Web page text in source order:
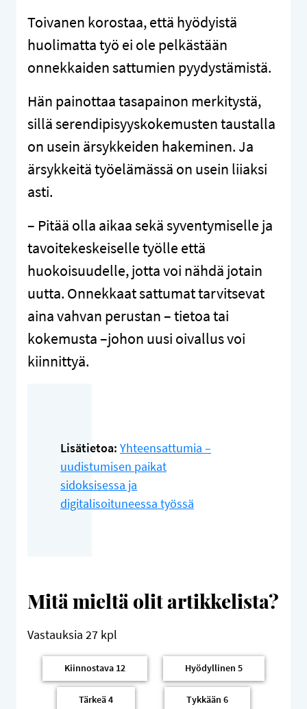
Toivanen korostaa, että hyödyistä
huolimatta työ ei ole pelkästään
onnekkaiden sattumien pyydystämistä.
Hän painottaa tasapainon merkitystä,
sillä serendipisyyskokemusten taustalla
on usein ärsykkeiden hakeminen. Ja
ärsykkeitä työelämässä on usein liiaksi
asti.
– Pitää olla aikaa sekä syventymiselle ja
tavoitekeskeiselle työlle että
huokoisuudelle, jotta voi nähdä jotain
uutta. Onnekkaat sattumat tarvitsevat
aina vahvan perustan – tietoa tai
kokemusta –johon uusi oivallus voi
kiinnittyä.
Lisätietoa: Yhteensattumia –
uudistumisen paikat
sidoksisessa ja
digitalisoituneessa työssä
Mitä mieltä olit artikkelista?
Vastauksia 27 kpl
Kiinnostava 12 Hyödyllinen 5
Tärkeä4 Tykkään 6